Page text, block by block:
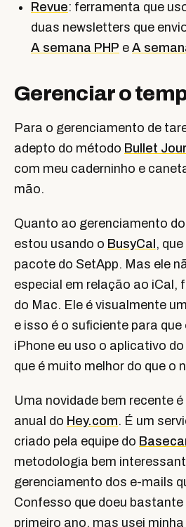
Revue: ferramenta que
duas newsletters que
A semana PHP e A
Gerenciar o
Para o gerenciamento de
adepto do método Bullet
com meu caderninho e
mão.
Quanto ao gerenciamento
estou usando o BusyCal ,
pacote do SetApp. Mas ele
especial em relação ao iCal,
do Mac. Ele é visualmente
e isso é o suficiente para que
iPhone eu uso o aplicativo do
que é muito melhor do que o
Uma novidade bem recente
anual do Hey.com. É um
criado pela equipe do
metodologia bem
gerenciamento dos e-mails
Confesso que doeu
primeiro ano, mas usei